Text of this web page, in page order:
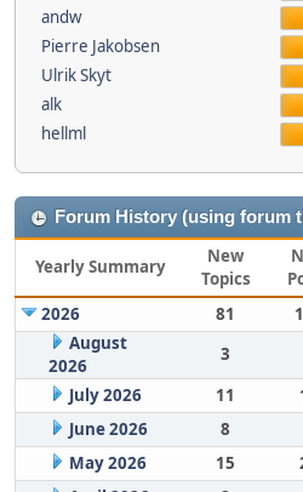
andw
Pierre Jakobsen
Ulrik Skyt
alk
hellml
Forum History (using forum
Yearly Summary
New
Topics
2026
81
August
2026
3
July 2026
11
June 2026
8
May 2026
15